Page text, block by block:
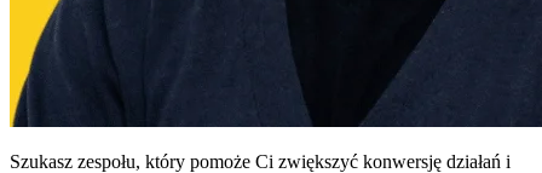
Szukasz zespołu, który pomoże Ci zwiększyć konwersję działań i